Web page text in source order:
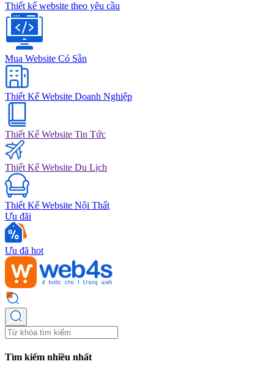
Thiết kế website theo yêu cầu
Mua Website Có Sẵn
Thiết Kế Website Doanh Nghiệp
Thiết Kế Website Tin Tức
Thiết Kế Website Du Lịch
Thiết Kế Website Nội Thất
Ưu đãi
Ưu đã hot
Tìm kiếm nhiều nhất